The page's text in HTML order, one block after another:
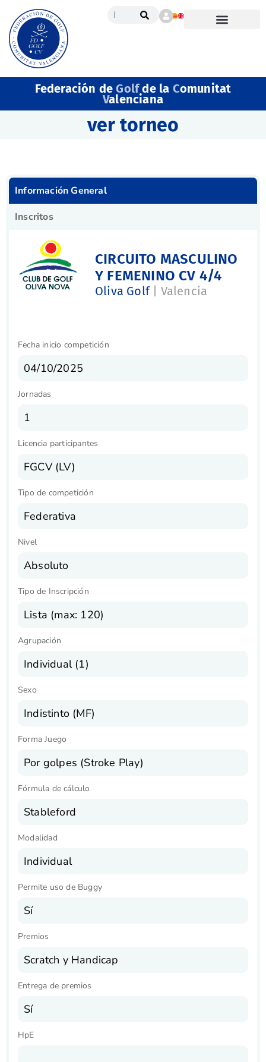
Federación deGolfde la Comunitat
Valenciana
ver torneo
Información General
Inscritos
CIRCUITO MASCULINO
Y FEMENINO CV 4/4
Oliva Golf| Valencia
Fecha inicio competición
04/10/2025
Jornadas
1
Licencia participantes
FGCV (LV)
Tipo de competición
Federativa
Nivel
Absoluto
Tipo de Inscripción
Lista (max: 120)
Agrupación
Individual (1)
Sexo
Indistinto (MF)
Forma Juego
Por golpes (Stroke Play)
Fórmula de cálculo
Stableford
Modalidad
Individual
Permite uso de Buggy
Sí
Premios
Scratch y Handicap
Entrega de premios
Sí
HpE